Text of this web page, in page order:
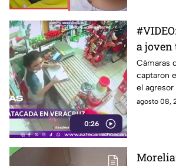
quienes
última vez
agosto de
de
0:26
a joven
dentro
Cámaras
captaron
el agresor
víctima
agosto 08,